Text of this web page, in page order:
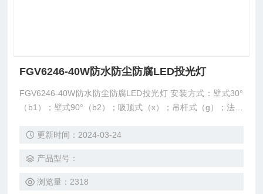
FGV6246-40W防水防尘防腐LED投光灯
FGV6246-40W防水防尘防腐LED投光灯 安装方式：壁式30°
（b1）；壁式90°（b2）；吸顶式（x）；吊杆式（g）；法兰
可满足客户现场360度照明需要；灯具透明件采用防眩光设计
更新时间：2024-03-24
产品型号：
浏览量：2318